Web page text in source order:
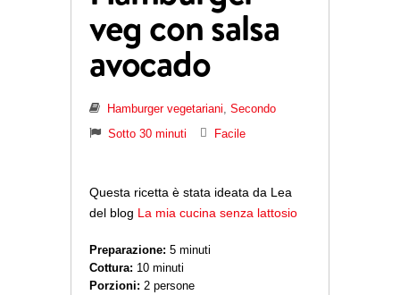
veg con salsa
avocado
Hamburger vegetariani, Secondo
Sotto 30 minuti
Facile
Questa ricetta è stata ideata da Lea
del blog La mia cucina senza lattosio
Preparazione: 5 minuti
Cottura: 10 minuti
Porzioni: 2 persone